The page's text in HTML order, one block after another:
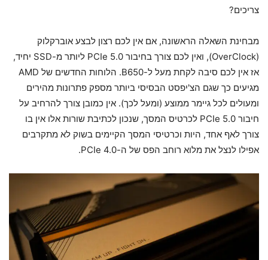
צריכים?
מבחינת השאלה הראשונה, אם אין לכם רצון לבצע אוברקלוק
(OverClock), ואין לכם צורך בחיבור PCIe 5.0 ליותר מ-SSD יחיד,
אז אין לכם סיבה לקחת מעל ל-B650. הלוחות החדשים של AMD
מגיעים כך שגם הצ'יפסט הבסיסי ביותר מספק פתרונות מהירים
ומעולים לכל גיימר ממוצע (ומעל לכך). אין כמובן צורך להרחיב על
חיבור PCIe 5.0 לכרטיס המסך, שנכון לכתיבת שורות אלו אין בו
צורך לאף אחד, היות וכרטיסי המסך הקיימים בשוק לא מתקרבים
אפילו לנצל את מלוא רוחב הפס של ה-PCIe 4.0.